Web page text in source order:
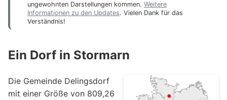
ungewohnten Darstellungen kommen. Weitere
Informationen zu den Updates. Vielen Dank für das
Verständnis!
Ein Dorf in Stormarn
Die Gemeinde Delingsdorf
mit einer Größe von 809,26